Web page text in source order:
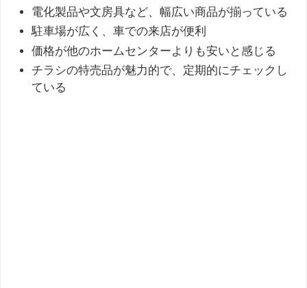
電化製品や文房具など、幅広い商品が揃っている
駐車場が広く、車での来店が便利
価格が他のホームセンターよりも安いと感じる
チラシの特売品が魅力的で、定期的にチェックし
ている